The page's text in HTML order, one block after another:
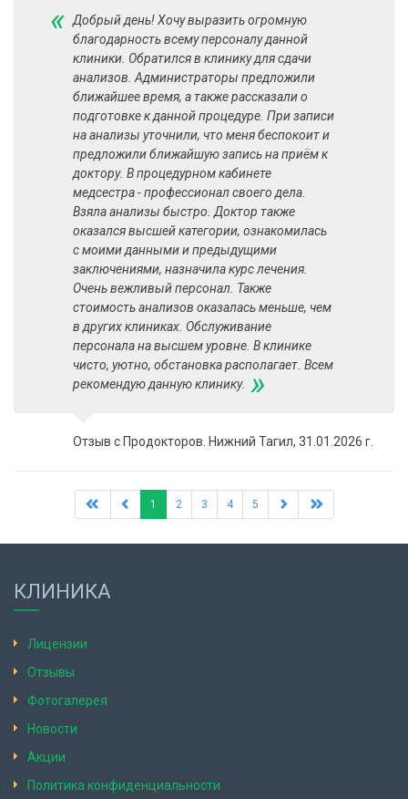
« Добрый день! Хочу выразить огромную
благодарность всему персоналу данной
клиники. Обратился в клинику для сдачи
анализов​. Администраторы предложили
ближайшее время, а также рассказали о
подготовке к данной процедуре. При записи
на анализы уточнили, что меня беспокоит и
предложили ближайшую запись на приём к
доктору. В процедурном кабинете
медсестра - профессионал своего дела.
Взяла анализы быстро. Доктор также
оказался высшей категории, ознакомилась
с моими данными и предыдущими
заключениями, назначила курс лечения.
Очень вежливый персонал. Также
стоимость анализов оказалась меньше, чем
в других клиниках. Обслуживание
персонала на высшем уровне. В клинике
чисто, уютно, обстановка располагает. Всем
рекомендую данную клинику. »
Отзыв с Продокторов. Нижний Тагил, 31.01.2026 г.
1 2 3 4 5
КЛИНИКА
Лицензии
Отзывы
Фотогалерея
Новости
Акции
Политика конфиденциальности